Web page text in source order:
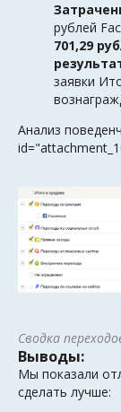
рублей
701,29
заявки
Анализ
Сводка
Выводы:
Мы показали
сделать лучше: